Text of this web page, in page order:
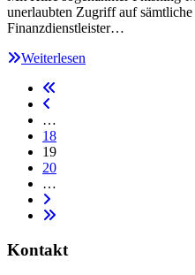
unerlaubten Zugriff auf
Finanzdienstleister…
Weiterlesen
…
18
19
20
…
Kontakt